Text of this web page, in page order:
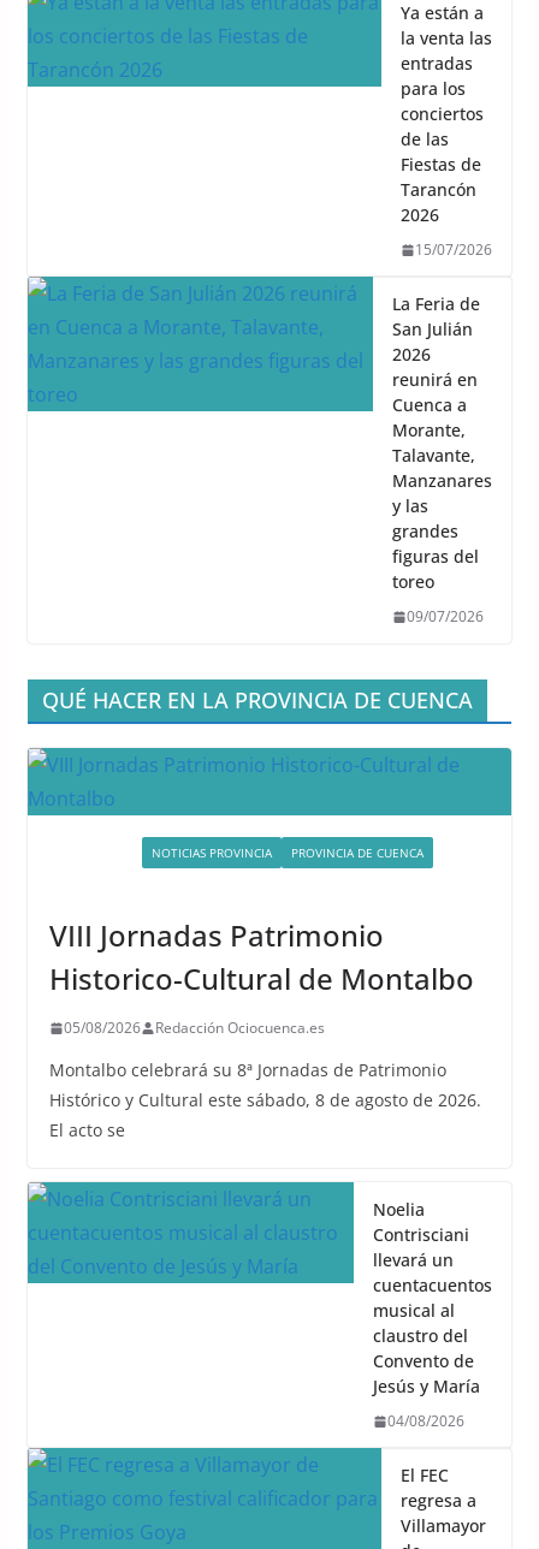
Ya están a
la venta las
entradas
para los
conciertos
de las
Fiestas de
Tarancón
2026
15/07/2026
La Feria de
San Julián
2026
reunirá en
Cuenca a
Morante,
Talavante,
Manzanares
y las
grandes
figuras del
toreo
09/07/2026
QUÉ HACER EN LA PROVINCIA DE CUENCA
NOTICIAS PROVINCIA
PROVINCIA DE CUENCA
VIII Jornadas Patrimonio
Historico-Cultural de Montalbo
05/08/2026 Redacción Ociocuenca.es
Montalbo celebrará su 8ª Jornadas de Patrimonio
Histórico y Cultural este sábado, 8 de agosto de 2026.
El acto se
Noelia
Contrisciani
llevará un
cuentacuentos
musical al
claustro del
Convento de
Jesús y María
04/08/2026
El FEC
regresa a
Villamayor